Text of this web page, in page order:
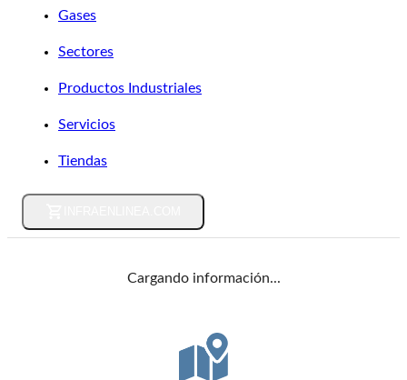
Gases
Sectores
Productos Industriales
Servicios
Tiendas
Cargando información...